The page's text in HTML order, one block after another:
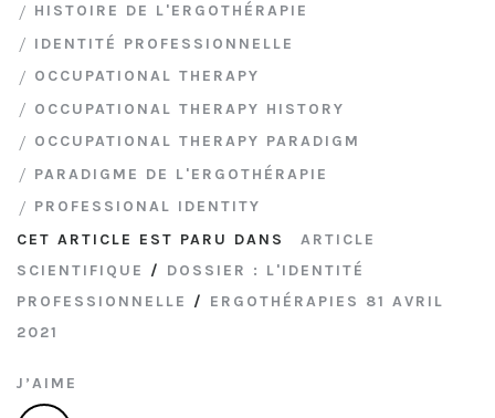
HISTOIRE DE L'ERGOTHÉRAPIE
IDENTITÉ PROFESSIONNELLE
OCCUPATIONAL THERAPY
OCCUPATIONAL THERAPY HISTORY
OCCUPATIONAL THERAPY PARADIGM
PARADIGME DE L'ERGOTHÉRAPIE
PROFESSIONAL IDENTITY
CET ARTICLE EST PARU DANS
ARTICLE
SCIENTIFIQUE / DOSSIER : L'IDENTITÉ
PROFESSIONNELLE / ERGOTHÉRAPIES 81 AVRIL
2021
J’AIME